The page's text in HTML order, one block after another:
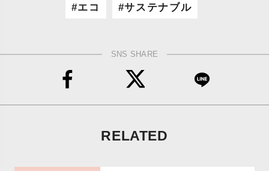
エコ サステナブル
SNS SHARE
RELATED